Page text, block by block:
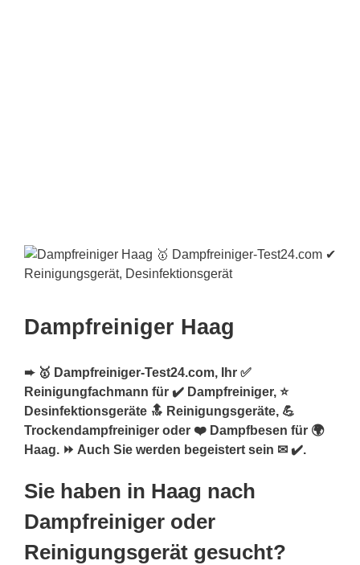
Dampfreiniger Haag
➨ 🥇 Dampfreiniger-Test24.com, Ihr ✅
Reinigungfachmann für ✔️ Dampfreiniger, ⭐
Desinfektionsgeräte 🔝 Reinigungsgeräte, 💪
Trockendampfreiniger oder ❤️ Dampfbesen für 🌍
Haag. ⏩ Auch Sie werden begeistert sein ✉ ✔️.
Sie haben in Haag nach
Dampfreiniger oder
Reinigungsgerät gesucht?